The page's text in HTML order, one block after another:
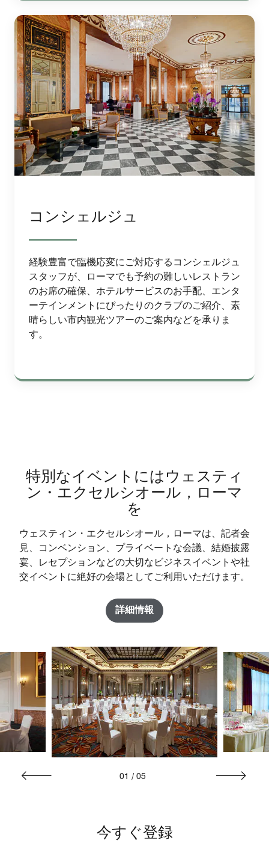
コンシェルジュ
経験豊富で臨機応変にご対応するコンシェルジュ
スタッフが、ローマでも予約の難しいレストラン
のお席の確保、ホテルサービスのお手配、エンタ
ーテインメントにぴったりのクラブのご紹介、素
晴らしい市内観光ツアーのご案内などを承りま
す。
特別なイベントにはウェスティ
ン・エクセルシオール，ローマ
を
ウェスティン・エクセルシオール，ローマは、記者会
見、コンベンション、プライベートな会議、結婚披露
宴、レセプションなどの大切なビジネスイベントや社
交イベントに絶好の会場としてご利用いただけます。
詳細情報
01 / 05
今すぐ登録